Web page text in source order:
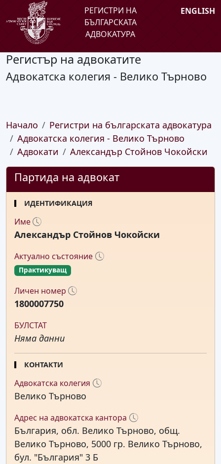
РЕГИСТРИ НА
БЪЛГАРСКАТА
АДВОКАТУРА
ENGLISH
Регистър на адвокатите
Адвокатска колегия - Велико Търново
Начало
Регистри на българската адвокатура
Адвокатска колегия - Велико Търново
Адвокати
Александър Стойнов Чокойски
Партида на адвокат
ИДЕНТИФИКАЦИЯ
Име
Александър Стойнов Чокойски
Актуално състояние
Практикуващ
Личен номер
1800007750
БУЛСТАТ
Няма данни
КОНТАКТИ
Адвокатска колегия
Велико Търново
Адрес на адвокатска кантора
България, обл. Велико Търново, общ.
Велико Търново, 5000 гр. Велико Търново,
бул. "България" 3 Б